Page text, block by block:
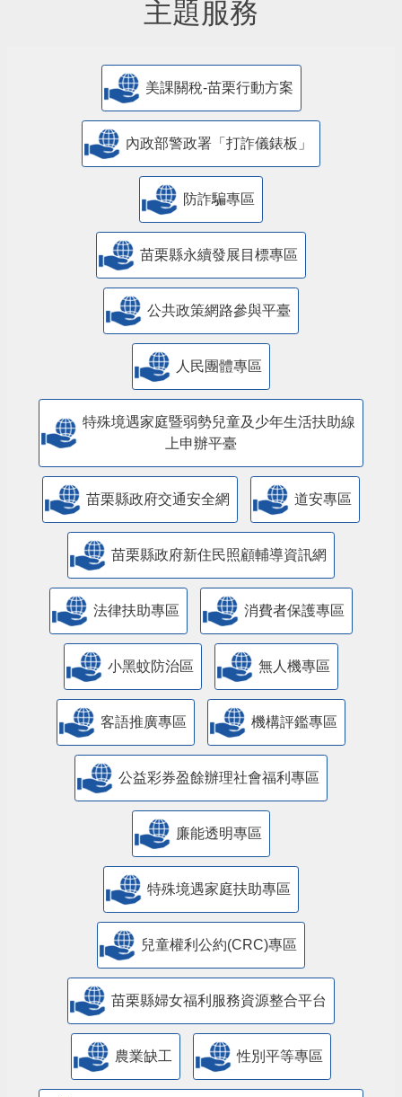
美課關稅-苗栗行動方案
內政部警政署「打詐儀錶板」
防詐騙專區
苗栗縣永續發展目標專區
公共政策網路參與平臺
人民團體專區
上申辦平臺
苗栗縣政府交通安全網 道安專區
苗栗縣政府新住民照顧輔導資訊網
法律扶助專區 消費者保護專區
小黑蚊防治區 無人機專區
客語推廣專區 機構評鑑專區
公益彩券盈餘辦理社會福利專區
廉能透明專區
特殊境遇家庭扶助專區
兒童權利公約(CRC)專區
苗栗縣婦女福利服務資源整合平台